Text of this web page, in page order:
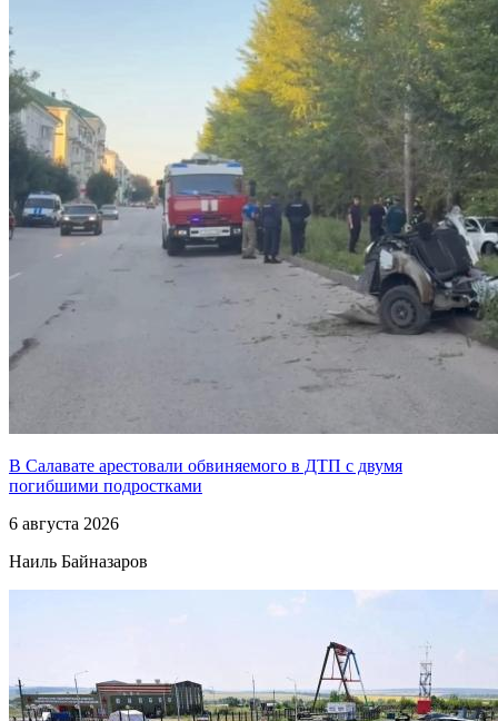
В Салавате арестовали обвиняемого в ДТП с двумя
погибшими подростками
6 августа 2026
Наиль Байназаров